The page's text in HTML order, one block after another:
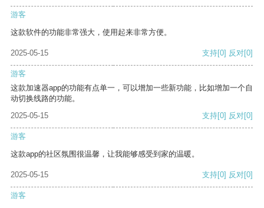
游客
这款软件的功能非常强大，使用起来非常方便。
2025-05-15 支持[0] 反对[0]
游客
这款加速器app的功能有点单一，可以增加一些新功能，比如增加一个自
动切换线路的功能。
2025-05-15
支持[0] 反对[0]
游客
这款app的社区氛围很温馨，让我能够感受到家的温暖。
2025-05-15 支持[0] 反对[0]
游客